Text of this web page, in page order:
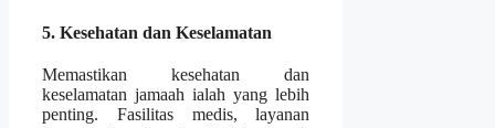
5. Kesehatan dan Keselamatan
Memastikan kesehatan dan
keselamatan jamaah ialah yang lebih
penting. Fasilitas medis, layanan